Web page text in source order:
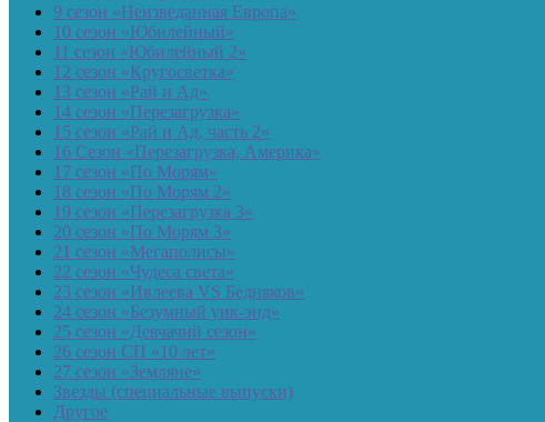
9 сезон «Неизведанная Европа»
10 сезон «Юбилейный»
11 сезон «Юбилейный 2»
12 сезон «Кругосветка»
13 сезон «Рай и Ад»
14 сезон «Перезагрузка»
15 сезон «Рай и Ад, часть 2»
16 Сезон «Перезагрузка, Америка»
17 сезон «По Морям»
18 сезон «По Морям 2»
19 сезон «Перезагрузка 3»
20 сезон «По Морям 3»
21 сезон «Мегаполисы»
22 сезон «Чудеса света»
23 сезон «Ивлеева VS Бедняков»
24 сезон «Безумный уик-энд»
25 сезон «Девчачий сезон»
26 сезон СП «10 лет»
27 сезон «Земляне»
Звезды (специальные выпуски)
Другое